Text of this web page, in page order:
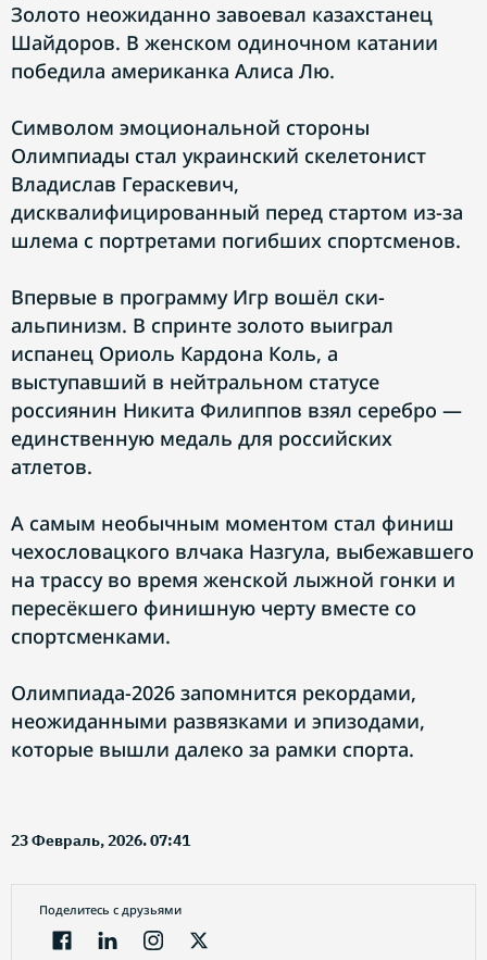
Золото неожиданно завоевал казахстанец
Шайдоров. В женском одиночном катании
победила американка Алиса Лю.
Символом эмоциональной стороны
Олимпиады стал украинский скелетонист
Владислав Гераскевич,
дисквалифицированный перед стартом из-за
шлема с портретами погибших спортсменов.
Впервые в программу Игр вошёл ски-
альпинизм. В спринте золото выиграл
испанец Ориоль Кардона Коль, а
выступавший в нейтральном статусе
россиянин Никита Филиппов взял серебро —
единственную медаль для российских
атлетов.
А самым необычным моментом стал финиш
чехословацкого влчака Назгула, выбежавшего
на трассу во время женской лыжной гонки и
пересёкшего финишную черту вместе со
спортсменками.
Олимпиада-2026 запомнится рекордами,
неожиданными развязками и эпизодами,
которые вышли далеко за рамки спорта.
23 Февраль, 2026. 07:41
Поделитесь с друзьями